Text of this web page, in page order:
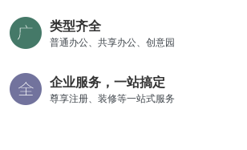
类型齐全
普通办公、共享办公、创意园
企业服务，一站搞定
尊享注册、装修等一站式服务